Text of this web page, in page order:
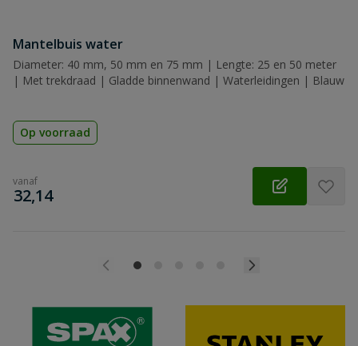
Mantelbuis water
Diameter: 40 mm, 50 mm en 75 mm | Lengte: 25 en 50 meter
| Met trekdraad | Gladde binnenwand | Waterleidingen | Blauw
Op voorraad
vanaf
€
32,14